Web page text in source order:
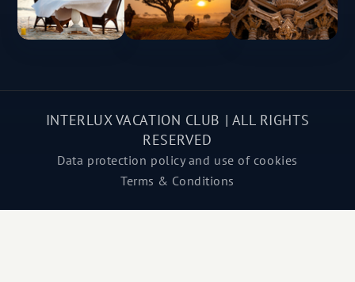
INTERLUX VACATION CLUB | ALL RIGHTS
RESERVED
Data protection policy and use of cookies
Terms & Conditions